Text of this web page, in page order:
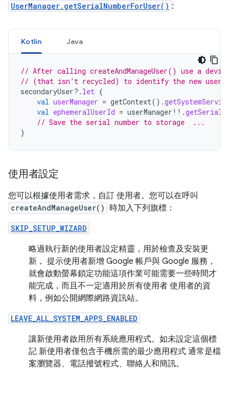
UserManager.getSerialNumberForUser() :
Kotlin Java
// After calling createAndManageUser() use a
// (that isn’t recycled) to identify the new user.
secondaryUser?. let {
val userManager = getContext().
val ephemeralUserId = userManager !! .
// Save the serial number to storage  ...
}
使用者設定
您可以根據使用者需求，自訂 使用者。您可以在呼叫
createAndManageUser() 時加入下列旗標：
SKIP_SETUP_WIZARD
略過執行新的使用者設定精靈，用於檢查及安裝更
新， 提示使用者新增 Google 帳戶與 Google 服務，
就會啟動螢幕鎖定功能這項作業可能需要一些時間才
能完成，而且不一定適用於所有使用者 使用者的資
料，例如公開網際網路資訊站。
LEAVE_ALL_SYSTEM_APPS_ENABLED
讓新使用者啟用所有系統應用程式。如未設定這個標
記 新使用者僅包含手機所需的最少應用程式 通常是檔
案瀏覽器、電話撥號程式、聯絡人和簡訊。